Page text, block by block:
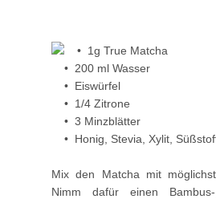
• 1g True Matcha
• 200 ml Wasser
• Eiswürfel
• 1/4 Zitrone
• 3 Minzblätter
• Honig, Stevia, Xylit,
Mix den Matcha mit
Nimm dafür einen Bambus-